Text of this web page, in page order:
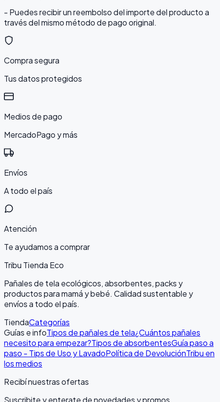
- Puedes recibir un reembolso del importe del producto a
través del mismo método de pago original.
Compra segura
Tus datos protegidos
Medios de pago
MercadoPago y más
Envíos
A todo el país
Atención
Te ayudamos a comprar
Tribu Tienda Eco
Pañales de tela ecológicos, absorbentes, packs y
productos para mamá y bebé. Calidad sustentable y
envíos a todo el país.
TiendaCategorías
Guías e infoTipos de pañales de tela¿Cuántos pañales
necesito para empezar?Tipos de absorbentesGuía paso a
paso - Tips de Uso y LavadoPolítica de DevoluciónTribu en
los medios
Recibí nuestras ofertas
Suscribite y enterate de novedades y promos.